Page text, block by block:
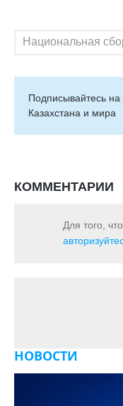
Национальная
Подписывайтесь на
Казахстана и мира
КОММЕНТАРИИ
Для того,
НОВОСТИ